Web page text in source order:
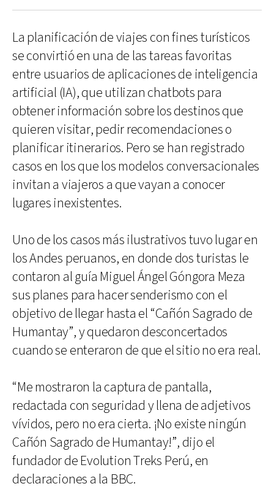
La planificación de viajes con fines turísticos
se convirtió en una de las tareas favoritas
entre usuarios de aplicaciones de inteligencia
artificial (IA), que utilizan chatbots para
obtener información sobre los destinos que
quieren visitar, pedir recomendaciones o
planificar itinerarios. Pero se han registrado
casos en los que los modelos conversacionales
invitan a viajeros a que vayan a conocer
lugares inexistentes.
Uno de los casos más ilustrativos tuvo lugar en
los Andes peruanos, en donde dos turistas le
contaron al guía Miguel Ángel Góngora Meza
sus planes para hacer senderismo con el
objetivo de llegar hasta el “Cañón Sagrado de
Humantay”, y quedaron desconcertados
cuando se enteraron de que el sitio no era real.
“Me mostraron la captura de pantalla,
redactada con seguridad y llena de adjetivos
vívidos, pero no era cierta. ¡No existe ningún
Cañón Sagrado de Humantay!”, dijo el
fundador de Evolution Treks Perú, en
declaraciones a la BBC.